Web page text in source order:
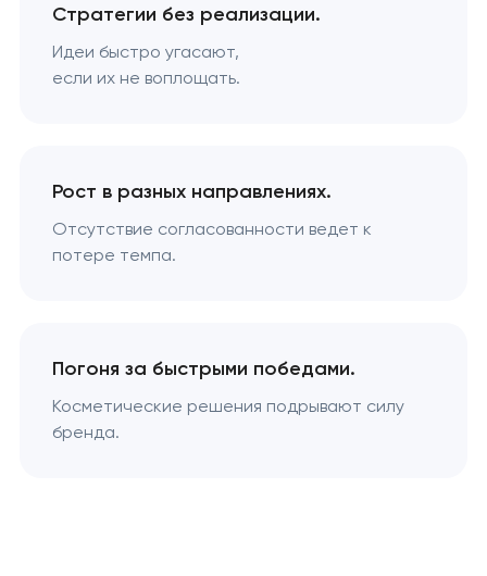
Стратегии без реализации.
Идеи быстро угасают,
если их не воплощать.
Рост в разных направлениях.
Отсутствие согласованности ведет к
потере темпа.
Погоня за быстрыми победами.
Косметические решения подрывают силу
бренда.